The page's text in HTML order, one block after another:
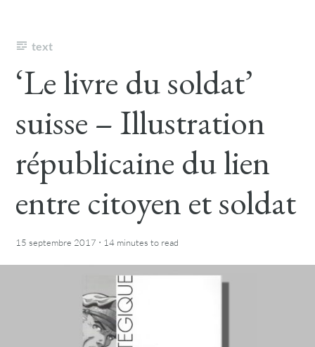
text
‘Le livre du soldat’
suisse – Illustration
républicaine du lien
entre citoyen et soldat
15 septembre 2017 · 14 minutes to read